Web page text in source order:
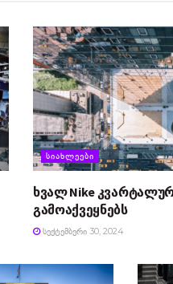
ᲡᲘᲐᲮᲚᲔᲔᲑᲘ
ხვალ Nike
გამოაქვეყნებს
ᲡᲔᲥᲢᲔᲛᲑᲔᲠᲘ 30, 2024